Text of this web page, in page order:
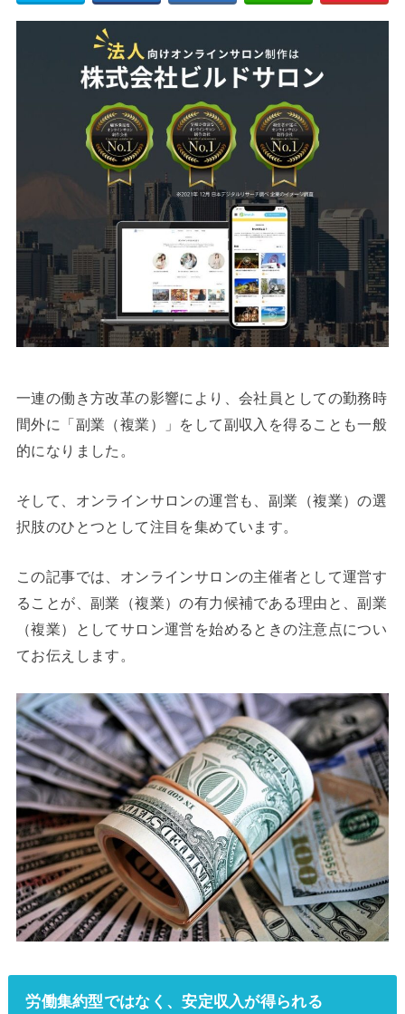
一連の働き方改革の影響により、会社員としての勤務時
間外に「副業（複業）」をして副収入を得ることも一般
的になりました。
そして、オンラインサロンの運営も、副業（複業）の選
択肢のひとつとして注目を集めています。
この記事では、オンラインサロンの主催者として運営す
ることが、副業（複業）の有力候補である理由と、副業
（複業）としてサロン運営を始めるときの注意点につい
てお伝えします。
労働集約型ではなく、安定収入が得られる